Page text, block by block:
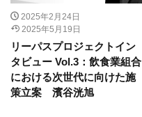
2025年2月24日
2025年5月19日
リーパスプロジェクトイン
タビュー Vol.3：飲食業組合
における次世代に向けた施
策立案 濱谷洸旭